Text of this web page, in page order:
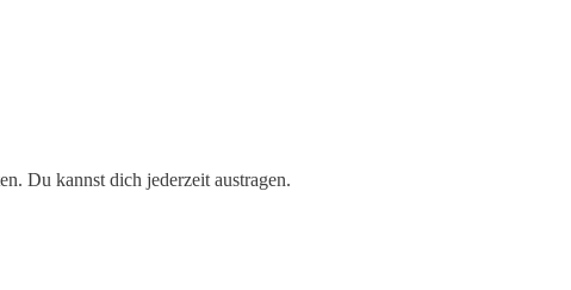
Du kannst dich jederzeit austragen.